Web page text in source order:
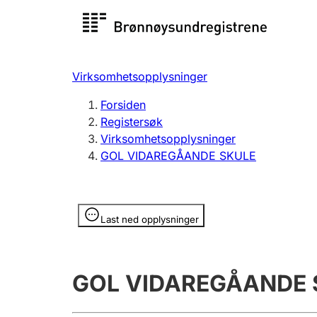
Registersøk
Registrere, endre, slette
Virksomhetsopplysninger
Forsiden
Registersøk
Virksomhetsopplysninger
GOL VIDAREGÅANDE SKULE
Last ned opplysninger
Opplysninger er skjult
GOL VIDAREGÅANDE